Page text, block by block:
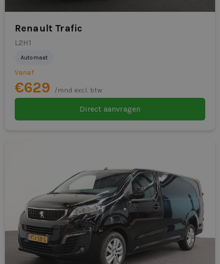
Renault Trafic
L2H1
Automaat
Vanaf
€629 /mnd excl. btw
Direct aanvragen